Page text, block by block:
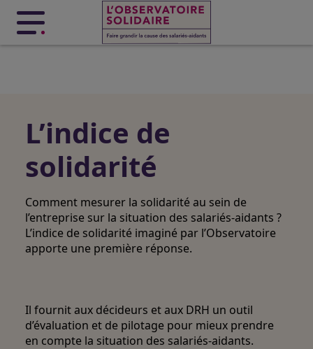
Menu principal
L’indice de
solidarité
Comment mesurer la solidarité au sein de
l’entreprise sur la situation des salariés-aidants ?
L’indice de solidarité imaginé par l’Observatoire
apporte une première réponse.
Il fournit aux décideurs et aux DRH un outil
d’évaluation et de pilotage pour mieux prendre
en compte la situation des salariés-aidants.